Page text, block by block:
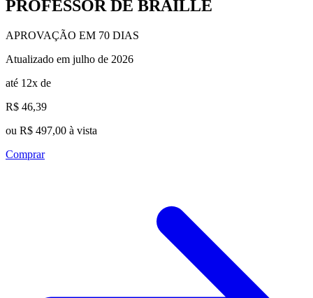
PROFESSOR DE BRAILLE
APROVAÇÃO EM 70 DIAS
Atualizado em julho de 2026
até 12x de
R$ 46,39
ou R$ 497,00 à vista
Comprar